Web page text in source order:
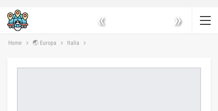
« »
Home 🌏 Europa Italia